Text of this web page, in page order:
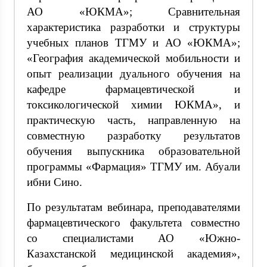
АО «ЮКМА»; Сравнительная
характеристика разработки и структуры
учебных планов ТГМУ и АО «ЮКМА»;
«География академической мобильности и
опыт реализации дуального обучения на
кафедре фармацевтической и
токсикологической химии ЮКМА», и
практическую часть, направленную на
совместную разработку результатов
обучения выпускника образовательной
программы «Фармация» ТГМУ им. Абуали
ибни Сино.
По результатам вебинара, преподавателями
фармацевтического факультета совместно
со специалистами АО «Южно-
Казахстанской медицинской академия»,